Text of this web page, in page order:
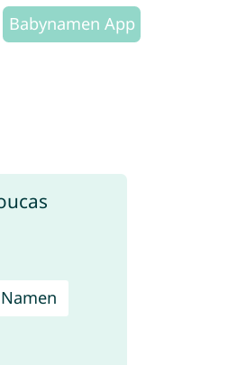
Babynamen App
Namen